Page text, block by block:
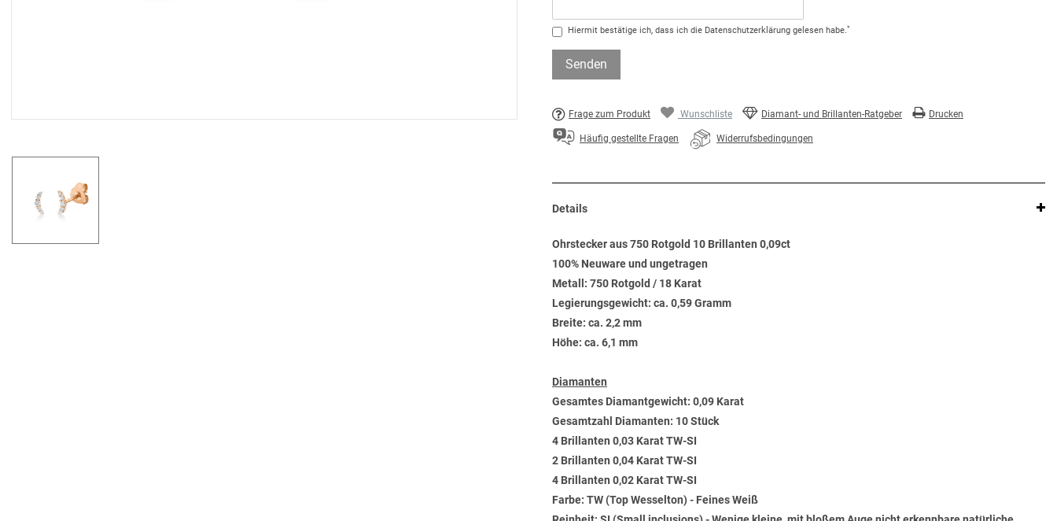
Hiermit bestätige ich, dass ich die Daten­schutz­erklärung gelesen habe.*
Senden
Frage zum Produkt Wunschliste Diamant- und Brillanten-Ratgeber Drucken
Häufig gestellte Fragen Widerrufsbedingungen
Details
Ohrstecker aus 750 Rotgold 10 Brillanten 0,09ct
100% Neuware und ungetragen
Metall: 750 Rotgold / 18 Karat
Legierungsgewicht: ca. 0,59 Gramm
Breite: ca. 2,2 mm
Höhe: ca. 6,1 mm
Diamanten
Gesamtes Diamantgewicht: 0,09 Karat
Gesamtzahl Diamanten: 10 Stück
4 Brillanten 0,03 Karat TW-SI
2 Brillanten 0,04 Karat TW-SI
4 Brillanten 0,02 Karat TW-SI
Farbe: TW (Top Wesselton) - Feines Weiß